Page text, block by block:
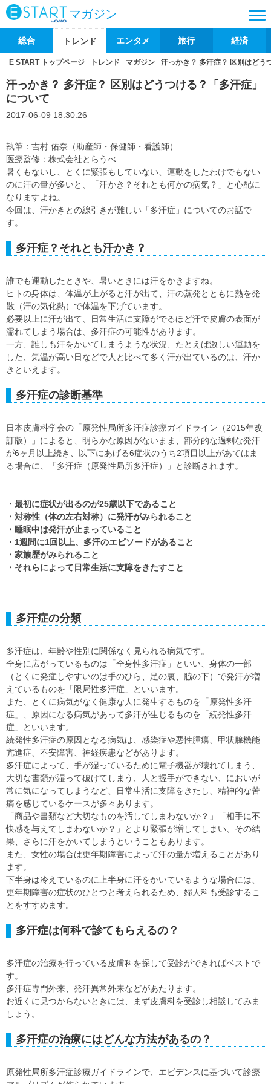
マガジン
総合 トレンド エンタメ 旅行 経済
E START トップページ トレンド マガジン 汗っかき？ 多汗症？ 区別はどう
汗っかき？ 多汗症？ 区別はどうつける？「多汗症」
について
2017-06-09 18:30:26
執筆：吉村 佑奈（助産師・保健師・看護師）
医療監修：株式会社とらうべ
暑くもないし、とくに緊張もしていない、運動をしたわけでもない
のに汗の量が多いと、「汗かき？それとも何かの病気？」と心配に
なりますよね。
今回は、汗かきとの線引きが難しい「多汗症」についてのお話で
す。
多汗症？それとも汗かき？
誰でも運動したときや、暑いときには汗をかきますね。
ヒトの身体は、体温が上がると汗が出て、汗の蒸発とともに熱を発
散（汗の気化熱）で体温を下げています。
必要以上に汗が出て、日常生活に支障がでるほど汗で皮膚の表面が
濡れてしまう場合は、多汗症の可能性があります。
一方、誰しも汗をかいてしまうような状況、たとえば激しい運動を
した、気温が高い日などで人と比べて多く汗が出ているのは、汗か
きといえます。
多汗症の診断基準
日本皮膚科学会の「原発性局所多汗症診療ガイドライン（2015年改
訂版）」によると、明らかな原因がないまま、部分的な過剰な発汗
が6ヶ月以上続き、以下にあげる6症状のうち2項目以上があてはま
る場合に、「多汗症（原発性局所多汗症）」と診断されます。
・最初に症状が出るのが25歳以下であること
・対称性（体の左右対称）に発汗がみられること
・睡眠中は発汗が止まっていること
・1週間に1回以上、多汗のエピソードがあること
・家族歴がみられること
・それらによって日常生活に支障をきたすこと
多汗症の分類
多汗症は、年齢や性別に関係なく見られる病気です。
全身に広がっているものは「全身性多汗症」といい、身体の一部
（とくに発症しやすいのは手のひら、足の裏、脇の下）で発汗が増
えているものを「限局性多汗症」といいます。
また、とくに病気がなく健康な人に発生するものを「原発性多汗
症」、原因になる病気があって多汗が生じるものを「続発性多汗
症」といいます。
続発性多汗症の原因となる病気は、感染症や悪性腫瘍、甲状腺機能
亢進症、不安障害、神経疾患などがあります。
多汗症によって、手が湿っているために電子機器が壊れてしまう、
大切な書類が湿って破けてしまう、人と握手ができない、においが
常に気になってしまうなど、日常生活に支障をきたし、精神的な苦
痛を感じているケースが多々あります。
「商品や書類など大切なものを汚してしまわないか？」「相手に不
快感を与えてしまわないか？」とより緊張が増してしまい、その結
果、さらに汗をかいてしまうということもあります。
また、女性の場合は更年期障害によって汗の量が増えることがあり
ます。
下半身は冷えているのに上半身に汗をかいているような場合には、
更年期障害の症状のひとつと考えられるため、婦人科も受診するこ
とをすすめます。
多汗症は何科で診てもらえるの？
多汗症の治療を行っている皮膚科を探して受診ができればベストで
す。
多汗症専門外来、発汗異常外来などがあたります。
お近くに見つからないときには、まず皮膚科を受診し相談してみま
しょう。
多汗症の治療にはどんな方法があるの？
原発性局所多汗症診療ガイドラインで、エビデンスに基づいて診療